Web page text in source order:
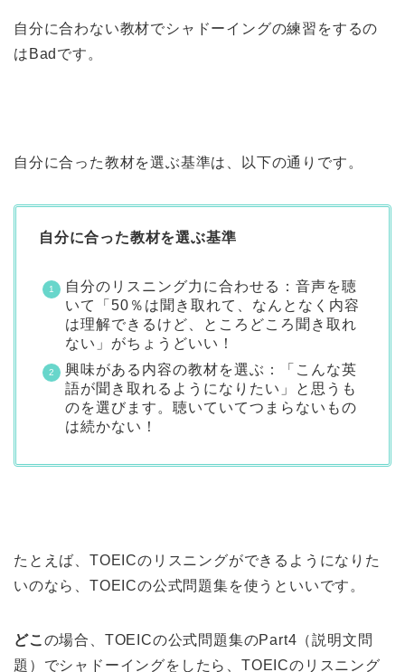
自分に合わない教材でシャドーイングの練習をするの
はBadです。
自分に合った教材を選ぶ基準は、以下の通りです。
自分に合った教材を選ぶ基準
自分のリスニング力に合わせる：音声を聴
いて「50％は聞き取れて、なんとなく内容
は理解できるけど、ところどころ聞き取れ
ない」がちょうどいい！
興味がある内容の教材を選ぶ：「こんな英
語が聞き取れるようになりたい」と思うも
のを選びます。聴いていてつまらないもの
は続かない！
たとえば、TOEICのリスニングができるようになりた
いのなら、TOEICの公式問題集を使うといいです。
どこの場合、TOEICの公式問題集のPart4（説明文問
題）でシャドーイングをしたら、TOEICのリスニング